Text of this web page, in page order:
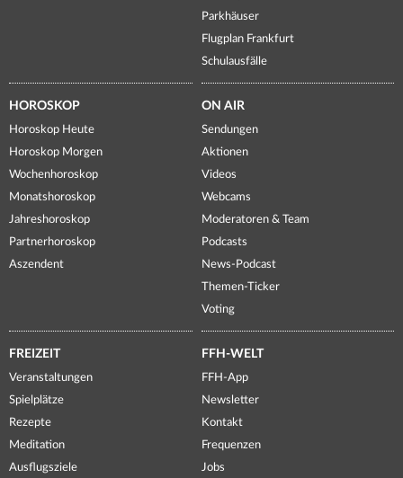
Parkhäuser
Flugplan Frankfurt
Schulausfälle
HOROSKOP
Horoskop Heute
Horoskop Morgen
Wochenhoroskop
Monatshoroskop
Jahreshoroskop
Partnerhoroskop
Aszendent
ON AIR
Sendungen
Aktionen
Videos
Webcams
Moderatoren & Team
Podcasts
News-Podcast
Themen-Ticker
Voting
FREIZEIT
Veranstaltungen
Spielplätze
Rezepte
Meditation
Ausflugsziele
FFH-WELT
FFH-App
Newsletter
Kontakt
Frequenzen
Jobs